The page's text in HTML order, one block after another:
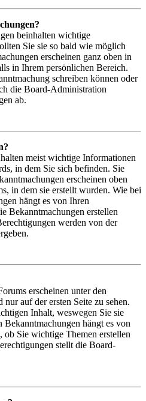
beinhalten wichtige
Sie sie so bald wie möglich
erscheinen ganz oben in
in Ihrem persönlichen Bereich.
schreiben können oder
die Board-Administration
ab.
meist wichtige Informationen
in dem Sie sich befinden. Sie
erscheinen oben
in dem sie erstellt wurden. Wie bei
hängt es von Ihren
Bekanntmachungen erstellen
werden von der
erscheinen unter den
auf der ersten Seite zu sehen.
Inhalt, weswegen Sie sie
Bekanntmachungen hängt es von
ob Sie wichtige Themen erstellen
stellt die Board-